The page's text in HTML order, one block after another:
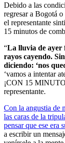
Debido a las
regresar a Bogotá
el representante
15 minutos de
“La lluvia de ayer
rayos cayendo.
diciendo: ‘nos
‘vamos a intentar
¡CON 15
representante.
Con la angustia de
las caras de la
pensar que ese era
a escribir un